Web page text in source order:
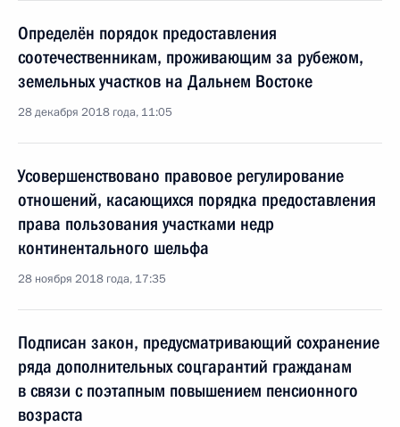
Определён порядок предоставления
соотечественникам, проживающим за рубежом,
земельных участков на Дальнем Востоке
28 декабря 2018 года, 11:05
Усовершенствовано правовое регулирование
отношений, касающихся порядка предоставления
права пользования участками недр
континентального шельфа
28 ноября 2018 года, 17:35
Подписан закон, предусматривающий сохранение
ряда дополнительных соцгарантий гражданам
в связи с поэтапным повышением пенсионного
возраста